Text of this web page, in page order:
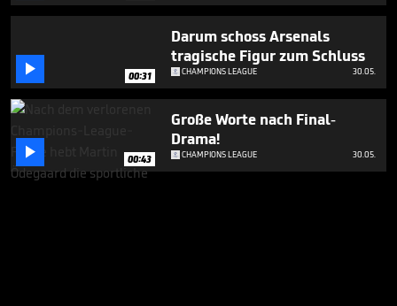
 00:31
Darum schoss Arsenals
tragische Figur zum Schluss
CHAMPIONS LEAGUE 30.05.
 00:43
Große Worte nach Final-
Drama!
CHAMPIONS LEAGUE 30.05.